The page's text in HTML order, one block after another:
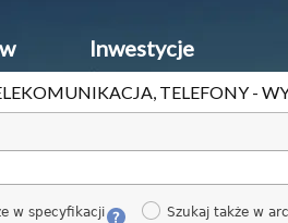
Inwestycje
TELEFONY -
w specyfikacji Szukaj także w